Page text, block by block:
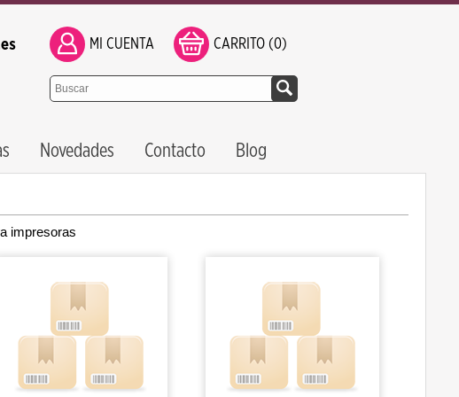
MI CUENTA CARRITO (0)
Novedades Contacto Blog
impresoras